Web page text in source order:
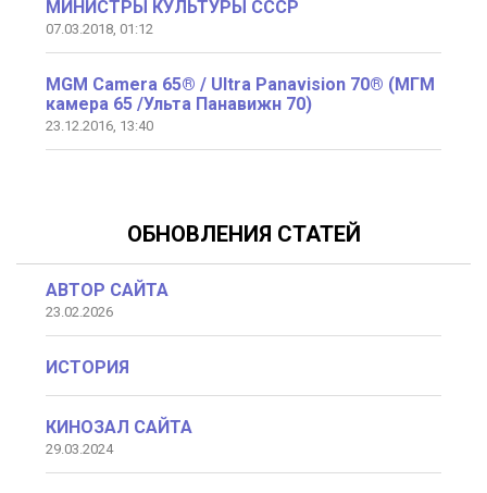
МИНИСТРЫ КУЛЬТУРЫ СССР
07.03.2018, 01:12
MGM Camera 65® / Ultra Panavision 70® (МГМ
камера 65 /Ульта Панавижн 70)
23.12.2016, 13:40
ОБНОВЛЕНИЯ СТАТЕЙ
АВТОР САЙТА
23.02.2026
ИСТОРИЯ
КИНОЗАЛ САЙТА
29.03.2024